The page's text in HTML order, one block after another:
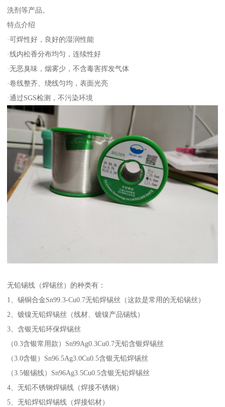
洗剂等产品。
特点介绍
·可焊性好，良好的湿润性能
·线内松香分布均匀，连续性好
·无恶臭味，烟雾少，不含毒害挥发气体
·卷线整齐、绕线匀均，表面光亮
·通过SGS检测，不污染环境
无铅锡线（焊锡丝）的种类有：
1、锡铜合金Sn99.3-Cu0.7无铅焊锡丝（这款是常用的无铅锡丝）
2、镀镍无铅焊锡丝（线材、镀镍产品锡线）
3、含银无铅环保焊锡丝
（0.3含银常用款）Sn99Ag0.3Cu0.7无铅含银焊锡丝
（3.0含银）Sn96.5Ag3.0Cu0.5含银无铅焊锡丝
（3.5银锡线）Sn96Ag3.5Cu0.5含银无铅焊锡丝
4、无铅不锈钢焊锡线（焊接不锈钢）
5、无铅焊铝焊锡线（焊接铝材）